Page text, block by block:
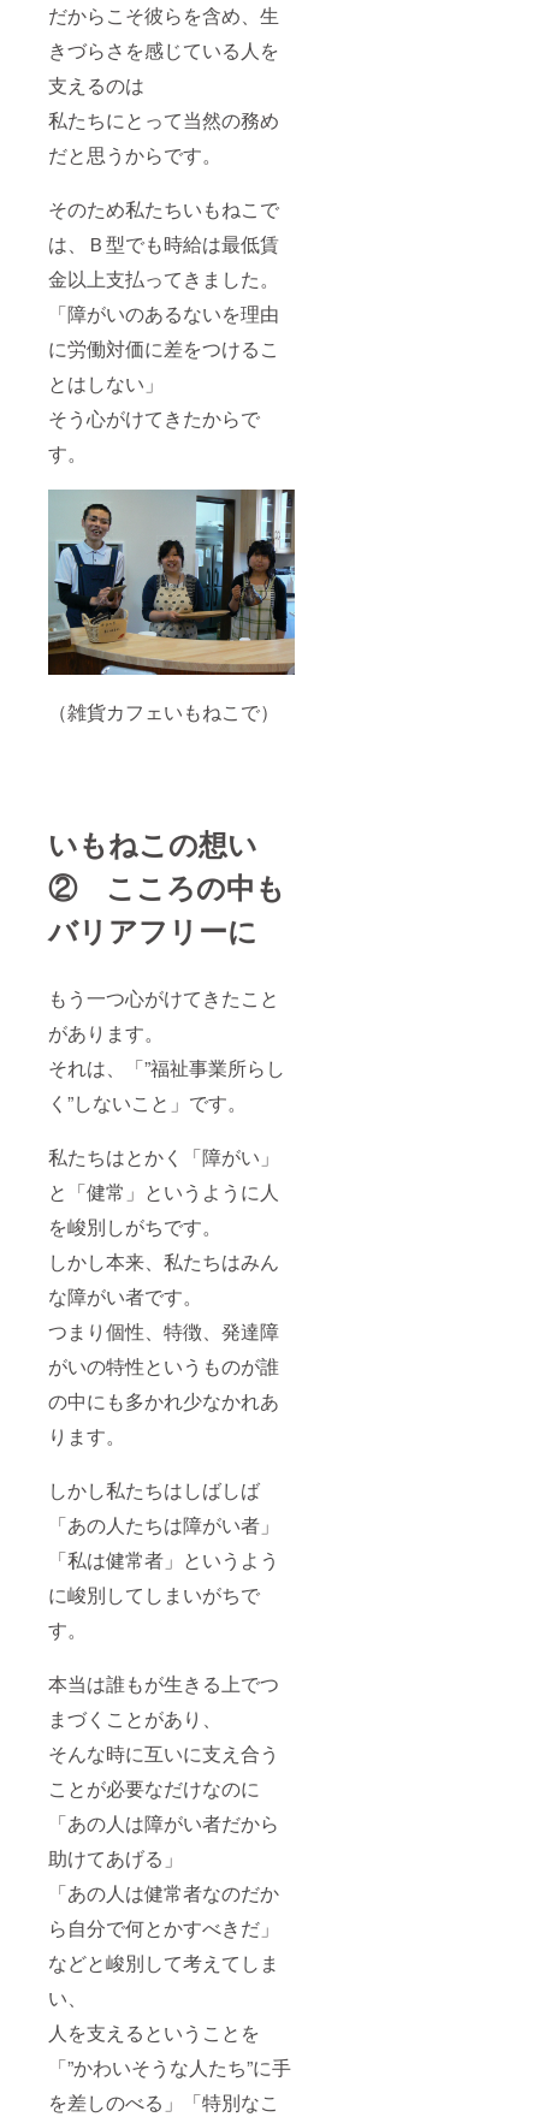
だからこそ彼らを含め、生
きづらさを感じている人を
支えるのは
私たちにとって当然の務め
だと思うからです。
そのため私たちいもねこで
は、Ｂ型でも時給は最低賃
金以上支払ってきました。
「障がいのあるないを理由
に労働対価に差をつけるこ
とはしない」
そう心がけてきたからで
す。
（雑貨カフェいもねこで）
いもねこの想い
② こころの中も
バリアフリーに
もう一つ心がけてきたこと
があります。
それは、「”福祉事業所らし
く”しないこと」です。
私たちはとかく「障がい」
と「健常」というように人
を峻別しがちです。
しかし本来、私たちはみん
な障がい者です。
つまり個性、特徴、発達障
がいの特性というものが誰
の中にも多かれ少なかれあ
ります。
しかし私たちはしばしば
「あの人たちは障がい者」
「私は健常者」というよう
に峻別してしまいがちで
す。
本当は誰もが生きる上でつ
まづくことがあり、
そんな時に互いに支え合う
ことが必要なだけなのに
「あの人は障がい者だから
助けてあげる」
「あの人は健常者なのだか
ら自分で何とかすべきだ」
などと峻別して考えてしま
い、
人を支えるということを
「”かわいそうな人たち”に手
を差しのべる」「特別なこ